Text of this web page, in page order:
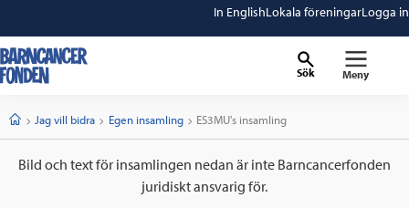
In EnglishLokala föreningarLogga in
Sök Meny
StartJag vill bidra Egen insamling Current:
ES3MU's insamling
Bild och text för insamlingen nedan är inte Barncancerfonden
juridiskt ansvarig för.